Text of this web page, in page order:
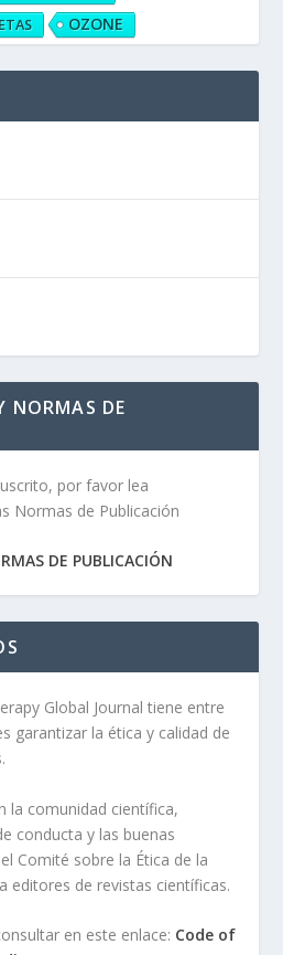
OZONE
NORMAS DE
por favor lea
Normas de Publicación
DE PUBLICACIÓN
Global Journal tiene entre
garantizar la ética y calidad de
la comunidad científica,
conducta y las buenas
Comité sobre la Ética de la
editores de revistas científicas.
en este enlace: Code of